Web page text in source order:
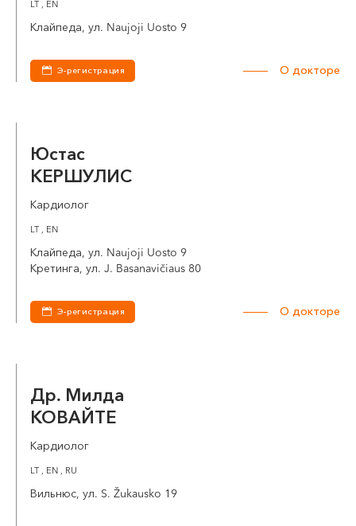
LT , EN
Клайпеда, ул. Naujoji Uosto 9
Э-регистрация О докторе
Юстас
КЕРШУЛИС
Кардиолог
LT , EN
Клайпеда, ул. Naujoji Uosto 9
Кретинга, ул. J. Basanavičiaus 80
Э-регистрация О докторе
Др. Милда
КОВАЙТЕ
Кардиолог
LT , EN , RU
Вильнюс, ул. S. Žukausko 19